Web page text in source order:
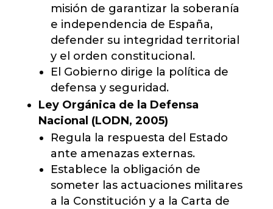
misión de garantizar la soberanía
e independencia de España,
defender su integridad territorial
y el orden constitucional.
El Gobierno dirige la política de
defensa y seguridad.
Ley Orgánica de la Defensa
Nacional (LODN, 2005)
Regula la respuesta del Estado
ante amenazas externas.
Establece la obligación de
someter las actuaciones militares
a la Constitución y a la Carta de